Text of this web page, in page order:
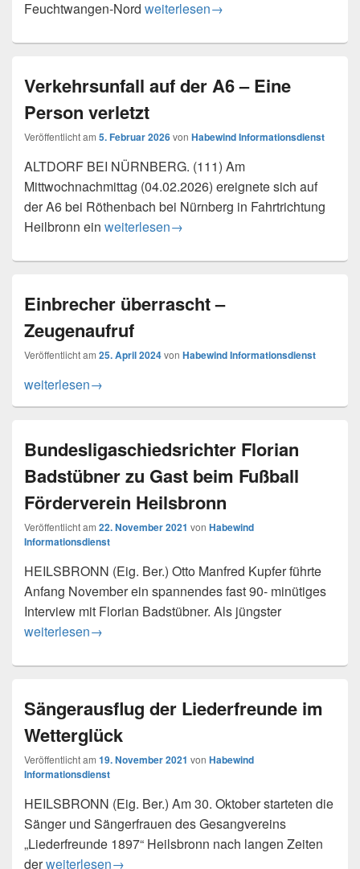
Feuchtwangen-Nord Mehrere Verletzte nach
weiterlesen→
Verkehrsunfall auf der A6 – Eine
Person verletzt
Veröffentlicht am 5. Februar 2026von Habewind Informationsdienst
ALTDORF BEI NÜRNBERG. (111) Am
Mittwochnachmittag (04.02.2026) ereignete sich auf
der A6 bei Röthenbach bei Nürnberg in Fahrtrichtung
Heilbronn ein Verkehrsunfall auf der A6 – Eine Person
weiterlesen→
Einbrecher überrascht –
Zeugenaufruf
Veröffentlicht am 25. April 2024von Habewind Informationsdienst
Einbrecher überrascht – Zeugenaufruf
weiterlesen→
Bundesligaschiedsrichter Florian
Badstübner zu Gast beim Fußball
Förderverein Heilsbronn
Veröffentlicht am 22. November 2021 von Habewind
Informationsdienst
HEILSBRONN (Eig. Ber.) Otto Manfred Kupfer führte
Anfang November ein spannendes fast 90- minütiges
Interview mit Florian Badstübner. Als jüngster
Bundesligaschiedsrichter Florian Badstübner zu Gast
weiterlesen→
Sängerausflug der Liederfreunde im
Wetterglück
Veröffentlicht am 19. November 2021 von Habewind
Informationsdienst
HEILSBRONN (Eig. Ber.) Am 30. Oktober starteten die
Sänger und Sängerfrauen des Gesangvereins
„Liederfreunde 1897“ Heilsbronn nach langen Zeiten
derSängerausflug der Liederfreunde im Wetterglück
weiterlesen→